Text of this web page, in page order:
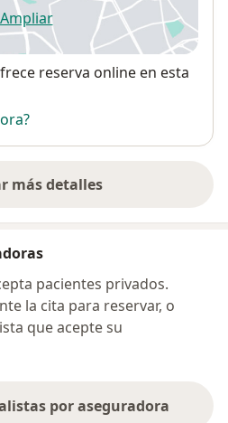
Ampliarse abre en una nueva
reserva online en esta
más detalles
sobre la dirección
pacientes privados.
la cita para reservar, o
que acepte su
por aseguradora